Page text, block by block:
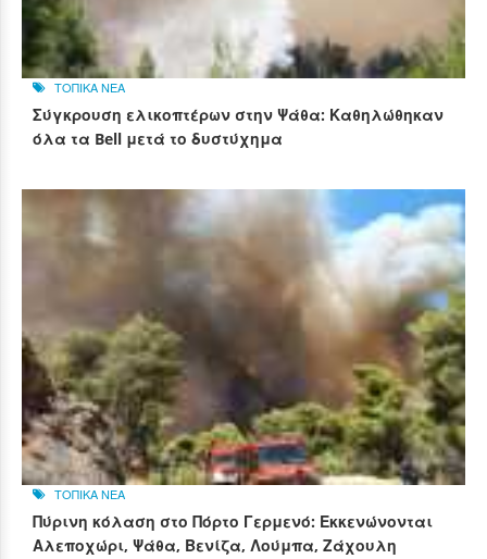
ΤΟΠΙΚΑ ΝΕΑ
Σύγκρουση ελικοπτέρων στην Ψάθα: Καθηλώθηκαν
όλα τα Bell μετά το δυστύχημα
ΤΟΠΙΚΑ ΝΕΑ
Πύρινη κόλαση στο Πόρτο Γερμενό: Εκκενώνονται
Αλεποχώρι, Ψάθα, Βενίζα, Λούμπα, Ζάχουλη